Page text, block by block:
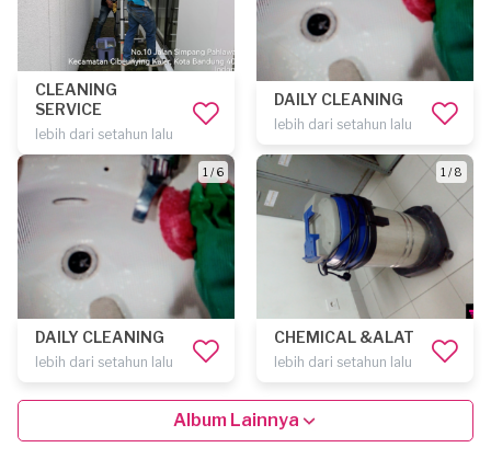
CLEANING
SERVICE
lebih dari setahun lalu
DAILY CLEANING
lebih dari setahun lalu
1 / 6
DAILY CLEANING
lebih dari setahun lalu
1 / 8
CHEMICAL &ALAT
lebih dari setahun lalu
Album Lainnya